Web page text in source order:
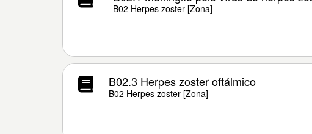
B02 Herpes zoster [Zona]
B02.3 Herpes zoster oftálmico
B02 Herpes zoster [Zona]